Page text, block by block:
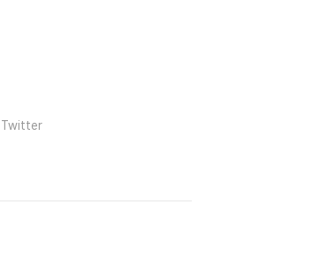
Twitter